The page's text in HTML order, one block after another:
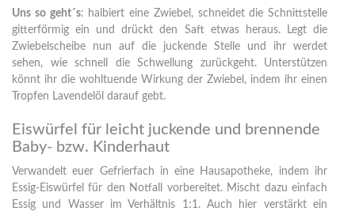
Uns so geht´s: halbiert eine Zwiebel, schneidet die Schnittstelle
gitterförmig ein und drückt den Saft etwas heraus. Legt die
Zwiebelscheibe nun auf die juckende Stelle und ihr werdet
sehen, wie schnell die Schwellung zurückgeht. Unterstützen
könnt ihr die wohltuende Wirkung der Zwiebel, indem ihr einen
Tropfen Lavendelöl darauf gebt.
Eiswürfel für leicht juckende und brennende
Baby- bzw. Kinderhaut
Verwandelt euer Gefrierfach in eine Hausapotheke, indem ihr
Essig-Eiswürfel für den Notfall vorbereitet. Mischt dazu einfach
Essig und Wasser im Verhältnis 1:1. Auch hier verstärkt ein